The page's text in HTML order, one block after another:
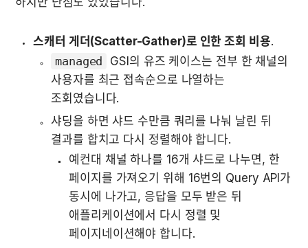
스캐터 게더(Scatter-Gather)로 인한 조회 비용.
managed
GSI의 유즈 케이스는 전부 한 채널의
사용자를 최근 접속순으로 나열하는
조회였습니다.
샤딩을 하면 샤드 수만큼 쿼리를 나눠 날린 뒤
결과를 합치고 다시 정렬해야 합니다.
예컨대 채널 하나를 16개 샤드로 나누면, 한
페이지를 가져오기 위해 16번의 Query API가
동시에 나가고, 응답을 모두 받은 뒤
애플리케이션에서 다시 정렬 및
페이지네이션해야 합니다.